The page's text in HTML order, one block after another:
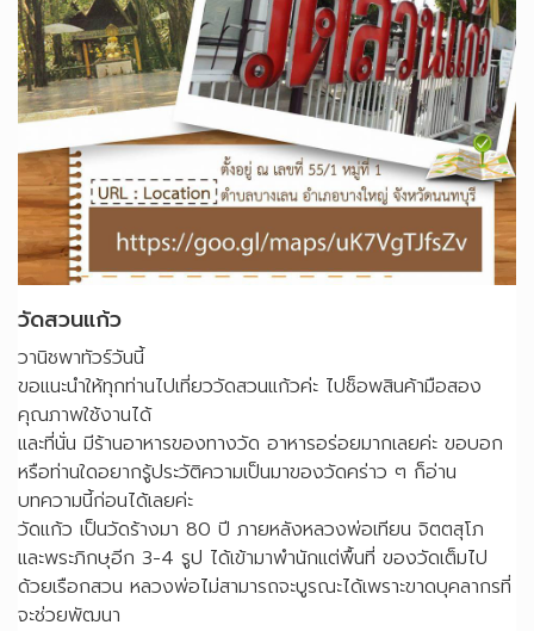
วัดสวนแก้ว
วานิชพาทัวร์วันนี้
ขอแนะนำให้ทุกท่านไปเที่ยววัดสวนแก้วค่ะ ไปช็อพสินค้ามือสอง
คุณภาพใช้งานได้
และที่นั่น มีร้านอาหารของทางวัด อาหารอร่อยมากเลยค่ะ ขอบอก
หรือท่านใดอยากรู้ประวัติความเป็นมาของวัดคร่าว ๆ ก็อ่าน
บทความนี้ก่อนได้เลยค่ะ
วัดแก้ว เป็นวัดร้างมา 80 ปี ภายหลังหลวงพ่อเทียน จิตตสุโภ
และพระภิกษุอีก 3-4 รูป ได้เข้ามาพำนักแต่พื้นที่ ของวัดเต็มไป
ด้วยเรือกสวน หลวงพ่อไม่สามารถจะบูรณะได้เพราะขาดบุคลากรที่
จะช่วยพัฒนา